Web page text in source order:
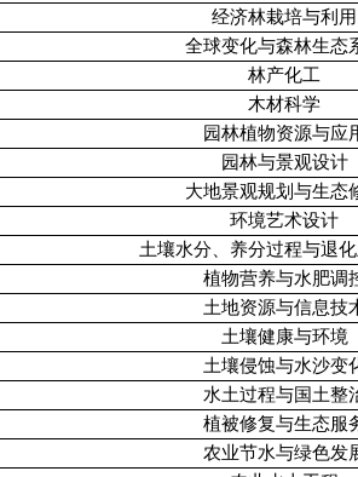
经济林栽培与利用
全球变化与森林生态
林产化工
木材科学
园林植物资源与应
园林与景观设计
大地景观规划与生态
环境艺术设计
土壤水分、养分过程与退
植物营养与水肥调
土地资源与信息技
土壤健康与环境
土壤侵蚀与水沙变
水土过程与国土整
植被修复与生态服
农业节水与绿色发